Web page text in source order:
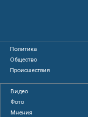
Политика
Общество
Происшествия
Видео
Фото
Мнения